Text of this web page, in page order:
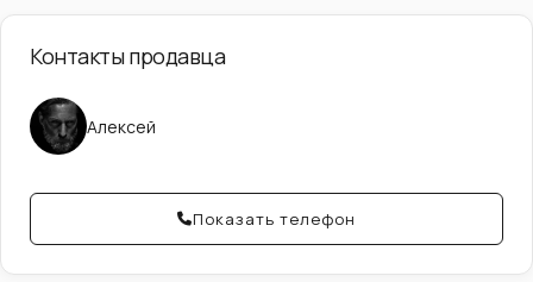
Контакты продавца
Алексей
Показать телефон